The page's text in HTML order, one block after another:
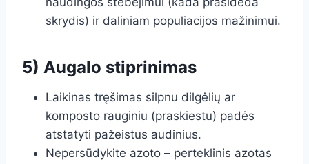
skrydis) ir daliniam populiacijos mažinimui.
5) Augalo stiprinimas
Laikinas tręšimas silpnu dilgėlių ar
komposto rauginiu (praskiestu) padės
atstatyti pažeistus audinius.
Nepersūdykite azoto – perteklinis azotas